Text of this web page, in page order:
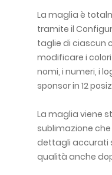
La maglia è
tramite il
taglie di ciascun
modificare i
nomi, i numeri, i
sponsor in 12
La maglia viene
sublimazione
dettagli accurati
qualità anche